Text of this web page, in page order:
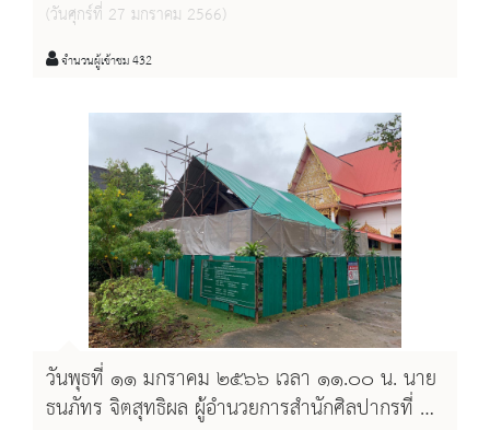
ดวง นายช่างศิลปกรรมปฏิบัติงาน และนางสาวสุภา
พร ฉานศรี นายช่างเขียนแบบ ติดตามการดำเนิน
งานโครงการ บูรณะปรับปรุงโบราณสถาน
(วันศุกร์ที่ 27 มกราคม 2566)
จำนวนผู้เข้าชม 432
วันพุธที่ ๑๑ มกราคม ๒๕๖๖ เวลา ๑๑.๐๐ น. นาย
ธนภัทร จิตสุทธิผล ผู้อำนวยการสำนักศิลปากรที่ ๙